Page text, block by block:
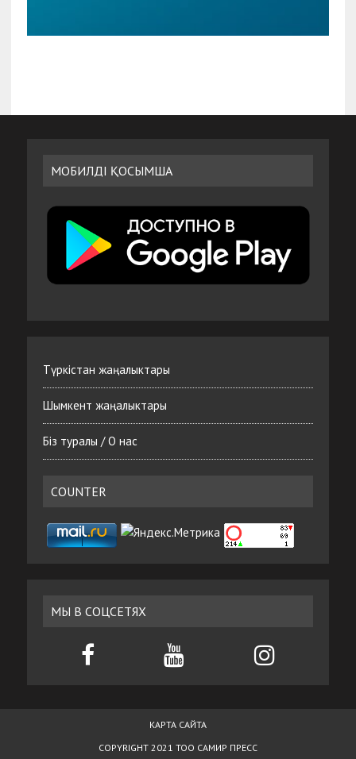
МОБИЛДІ ҚОСЫМША
Түркістан жаңалыктары
Шымкент жаңалыктары
Біз туралы / О нас
COUNTER
МЫ В СОЦСЕТЯХ
КАРТА САЙТА
COPYRIGHT 2021 ТОО САМИР ПРЕСС